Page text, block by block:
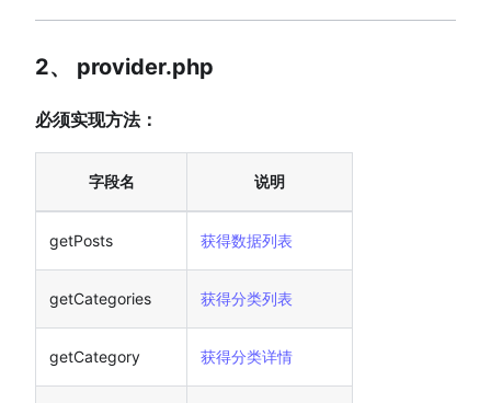
2、 provider.php
必须实现方法：
字段名 说明
getPosts 获得数据列表
getCategories 获得分类列表
getCategory 获得分类详情